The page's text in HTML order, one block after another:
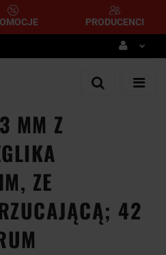
PRODUCENCI
Zaloguj się
MM Z
ZE
42